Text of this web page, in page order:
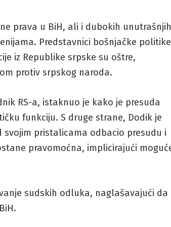
prava u BiH, ali i dubokih unutrašnjih
Predstavnici bošnjačke politike
iz Republike srpske su oštre,
protiv srpskog naroda.
RS-a, istaknuo je kako je presuda
funkciju. S druge strane, Dodik je
svojim pristalicama odbacio presudu i
pravomoćna, implicirajući
sudskih odluka, naglašavajući da